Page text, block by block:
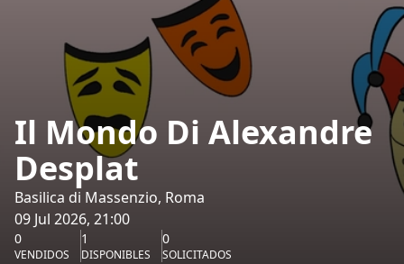
Il Mondo Di Alexandre
Desplat
Basilica di Massenzio, Roma
09 Jul 2026, 21:00
0
VENDIDOS
1
DISPONIBLES
0
SOLICITADOS